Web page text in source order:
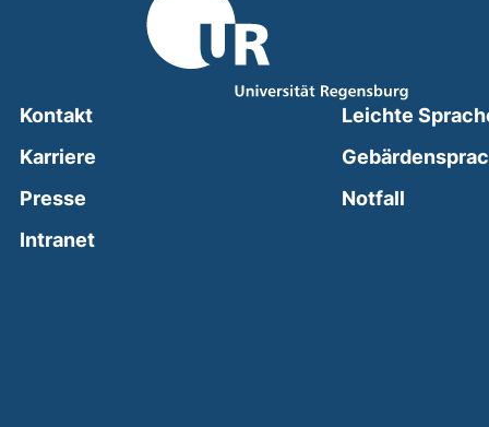
Kontakt
Karriere
Presse
Intranet(external link, opens in a new window)
Leichte
Notfall